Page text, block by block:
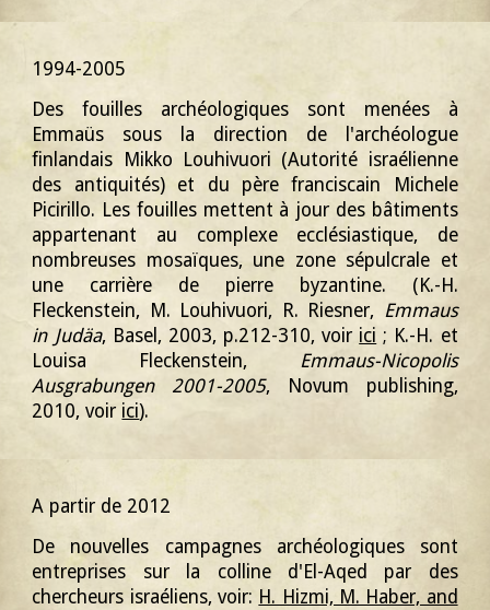
1994-2005
Des fouilles archéologiques sont menées à
Emmaüs sous la direction de l'archéologue
finlandais Mikko Louhivuori (Autorité israélienne
des antiquités) et du père franciscain Michele
Picirillo. Les fouilles mettent à jour des bâtiments
appartenant au complexe ecclésiastique, de
nombreuses mosaïques, une zone sépulcrale et
une carrière de pierre byzantine. (K.-H.
Fleckenstein, M. Louhivuori, R. Riesner, Emmaus
in Judäa, Basel , 2003, p.212-310, voir ici ; K.-H. et
Louisa Fleckenstein, Emmaus-Nicopolis
Ausgrabungen 2001-2005, Novum publishing,
2010, voir ici).
A partir de 2012
De nouvelles campagnes archéologiques sont
entreprises sur la colline d'El-Aqed par des
chercheurs israéliens, voir: H. Hizmi, M. Haber, and